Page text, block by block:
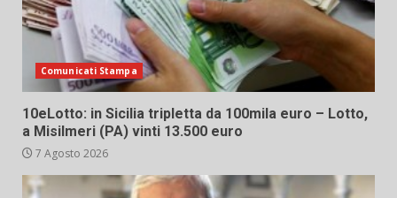
Comunicati Stampa
10eLotto: in Sicilia tripletta da 100mila euro – Lotto,
a Misilmeri (PA) vinti 13.500 euro
7 Agosto 2026